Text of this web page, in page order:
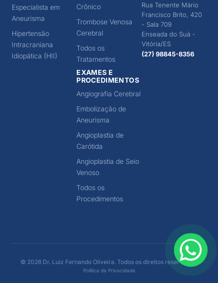
Especialista em
Aneurisma
Hipertensão
Intracraniana
Idiopática (HII)
Crônico
Trombose Venosa
Cerebral
Todos os
Tratamentos
EXAMES E
PROCEDIMENTOS
Angiografia Cerebral
Embolização de
Aneurisma
Angioplastia de
Carótida
Angioplastia de Seio
Venoso
Todos os
Procedimentos
Rua Tenente Mário
Francisco Brito, 420
- Sala 709
Enseada do Suá -
Vitória/ES
(27) 98845-8356
© 2026 Dr. Luiz Fernando Oliveira. Todos os direitos reservados.
Política de Privacidade